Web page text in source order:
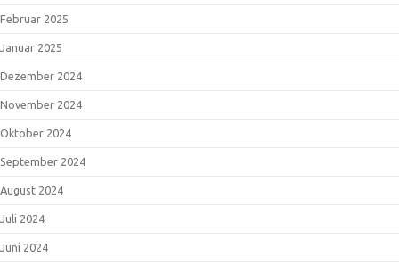
Februar 2025
Januar 2025
Dezember 2024
November 2024
Oktober 2024
September 2024
August 2024
Juli 2024
Juni 2024